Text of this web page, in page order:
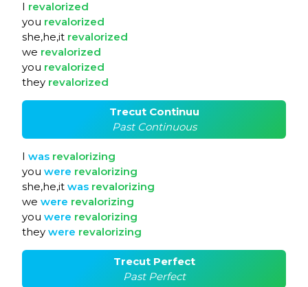
I revalorized
you revalorized
she,he,it revalorized
we revalorized
you revalorized
they revalorized
Trecut Continuu
Past Continuous
I was revalorizing
you were revalorizing
she,he,it was revalorizing
we were revalorizing
you were revalorizing
they were revalorizing
Trecut Perfect
Past Perfect